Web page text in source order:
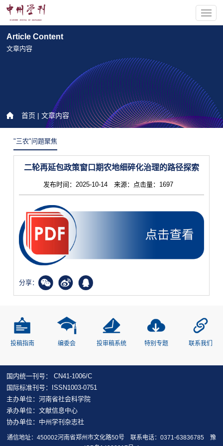
Article Content
文章内容
首页 | 文章内容
"三农"问题聚焦
二轮再延包政策窗口期农地细碎化治理的路径探索
发布时间：2025-10-14 来源：点击量：1697
分享：
投稿指南 编委会 投审稿系统 特别专题 联系我们
国内统一刊号： CN41-1006/C
国际标准刊号：ISSN1003-0751
主办单位：河南省社会科学院
承办单位：文献信息中心
协办单位：中州学刊杂志社
通信地址：450002河南省郑州市文化路50号 联系电话：0371-63836785 豫